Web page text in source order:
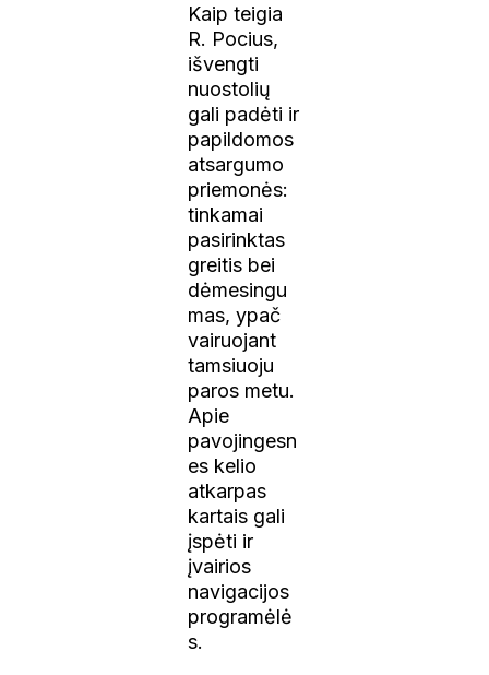
Kaip teigia
R. Pocius,
išvengti
nuostolių
gali padėti ir
papildomos
atsargumo
priemonės:
tinkamai
pasirinktas
greitis bei
dėmesingu
mas, ypač
vairuojant
tamsiuoju
paros metu.
Apie
pavojingesn
es kelio
atkarpas
kartais gali
įspėti ir
įvairios
navigacijos
programėlė
s.